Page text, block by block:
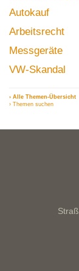
Autokauf
Arbeitsrecht
Messgeräte
VW-Skandal
› Alle Themen-Übersicht
› Themen suchen